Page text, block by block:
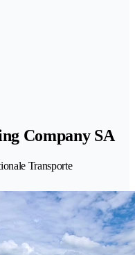
Company SA
Transporte